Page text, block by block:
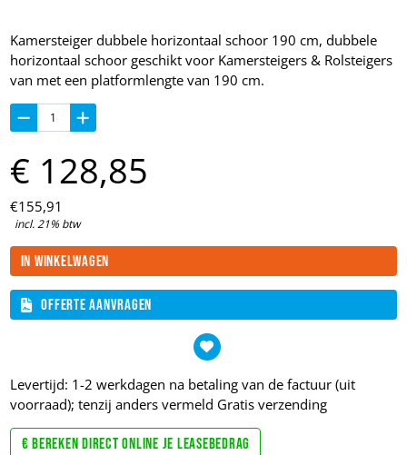
Kamersteiger dubbele horizontaal schoor 190 cm, dubbele
horizontaal schoor geschikt voor Kamersteigers & Rolsteigers
van met een platformlengte van 190 cm.
€155,91
incl. 21% btw
€ 128,85
In winkelwagen
Offerte aanvragen
Levertijd: 1-2 werkdagen na betaling van de factuur (uit
voorraad); tenzij anders vermeld Gratis verzending
€ Bereken direct online je leasebedrag